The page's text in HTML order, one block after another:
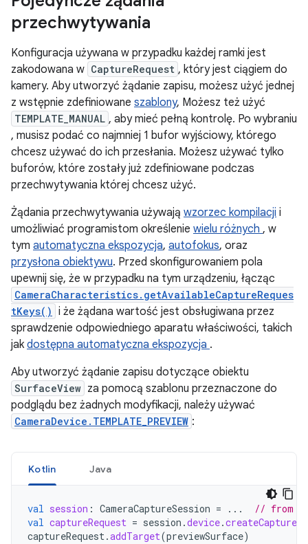
przechwytywania
Konfiguracja używana w przypadku każdej ramki jest
zakodowana w CaptureRequest , który jest ciągiem do
kamery. Aby utworzyć żądanie zapisu, możesz użyć jednej
z wstępnie zdefiniowane szablony, Możesz też użyć
TEMPLATE_MANUAL , aby mieć pełną kontrolę. Po wybraniu
, musisz podać co najmniej 1 bufor wyjściowy, którego
chcesz używać do ich przesłania. Możesz używać tylko
buforów, które zostały już zdefiniowane podczas
przechwytywania której chcesz użyć.
Żądania przechwytywania używają wzorzec kompilacji i
umożliwiać programistom określenie wielu różnych , w
tym automatyczna ekspozycja, autofokus, oraz
przysłona obiektywu. Przed skonfigurowaniem pola
upewnij się, że w przypadku na tym urządzeniu, łącząc
CameraCharacteristics.getAvailableCaptureReques
tKeys() i że żądana wartość jest obsługiwana przez
sprawdzenie odpowiedniego aparatu właściwości, takich
jak dostępna automatyczna ekspozycja .
Aby utworzyć żądanie zapisu dotyczące obiektu
SurfaceView za pomocą szablonu przeznaczone do
podglądu bez żadnych modyfikacji, należy używać
CameraDevice.TEMPLATE_PREVIEW :
Kotlin Java
val session : CameraCaptureSession = ...
// from
val captureRequest = session .device.
captureRequest.addTarget(previewSurface)